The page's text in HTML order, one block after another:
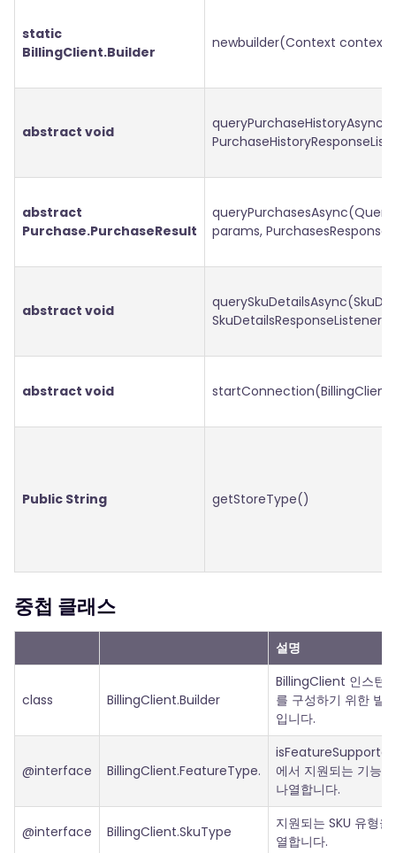
static
BillingClient.Builder
newbuilder(Context context)
abstract void
abstract
Purchase.PurchaseResult
params,
abstract void
SkuDetailsResponseListener
abstract void
Public String getStoreType()
중첩 클래스
설명
class BillingClient.Builder
BillingClient 인스턴
를 구성하기 위한 빌
입니다.
@interface BillingClient.FeatureType.
에서 지원되는 기능을
나열합니다.
@interface BillingClient.SkuType
지원되는 SKU 유형을
열합니다.